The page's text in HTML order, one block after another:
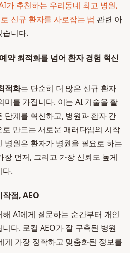
가 추천하는 우리동네 최고 병원,
신규 환자를 사로잡는 법 관련 아
습니다.
약 최적화를 넘어 환자 경험 혁신
적화는 단순히 더 많은 신규 환자
미를 가집니다. 이는 AI 기술을 활
단계를 혁신하고, 병원과 환자 간
만드는 새로운 패러다임의 시작
병원은 환자가 병원을 필요로 하는
장 먼저, 그리고 가장 신뢰도 높게
다.
점, AEO
AI에게 질문하는 순간부터 개인
다. 로컬 AEO가 잘 구축된 병원
게 가장 정확하고 맞춤화된 정보를